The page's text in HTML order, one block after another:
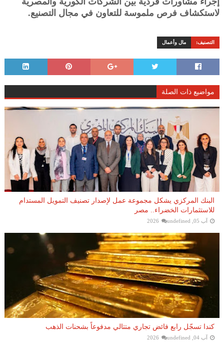
لاستكشاف فرص ملموسة للتعاون في مجال التصنيع.
التصنيف: مال وأعمال
مواضيع ذات الصلة
البنك المركزي يشكل مجموعة عمل لإصدار تصنيف التمويل المستدام
للاستثمارات الخضراء.. مصر
آب 05, 2026 undefined
كندا تسجّل رابع فائض تجاري متتالي مدفوعاً بشحنات الذهب
آب 04, 2026 undefined